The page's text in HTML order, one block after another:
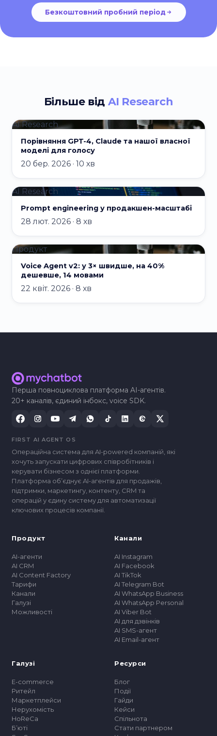
Безкоштовний пробний період
Більше від AI Research
AI Research
Порівняння GPT-4, Claude та нашої власної
моделі для голосу
20 бер. 2026 · 10 хв
AI Research
Prompt engineering у продакшен-масштабі
28 лют. 2026 · 8 хв
Продукт
Voice Agent v2: у 3× швидше, на 40%
дешевше, 14 мовами
22 квіт. 2026 · 8 хв
Перша повноциклова платформа AI-агентів.
20+ каналів, єдиний інбокс, voice SDK.
FIRST AI AGENT OS
Операційна система для AI-powered компаній, які
хочуть запускати цифрових співробітників і
керувати бізнесом з однієї платформи.
Платформа обʼєднує AI-агентів для продажів,
підтримки, маркетингу, контенту, CRM та
операцій у єдину систему для автоматизації
ключових процесів компанії.
Продукт
AI-агенти
AI CRM
AI Content Factory
Тарифи
Канали
Галузі
Можливості
Канали
AI Instagram
AI Facebook
AI TikTok
AI Telegram Bot
AI WhatsApp Business
AI WhatsApp Personal
AI Viber Bot
AI для дзвінків
AI SMS-агент
AI Email-агент
Галузі
E-commerce
Ритейл
Маркетплейси
Нерухомість
HoReCa
Бʼюті
Ресурси
Блог
Події
Гайди
Кейси
Спільнота
Стати партнером